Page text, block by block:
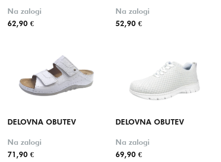
Na zalogi
62,90 €
Na zalogi
52,90 €
DELOVNA OBUTEV
Na zalogi
71,90 €
DELOVNA OBUTEV
Na zalogi
69,90 €